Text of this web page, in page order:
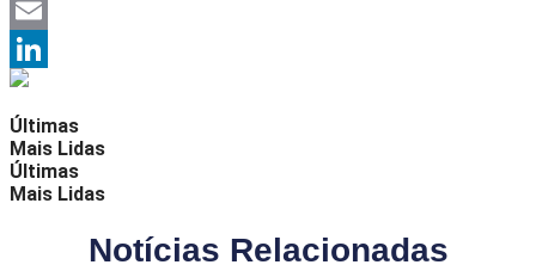
X
Email
LinkedIn
Últimas
Mais Lidas
Últimas
Mais Lidas
Notícias Relacionadas